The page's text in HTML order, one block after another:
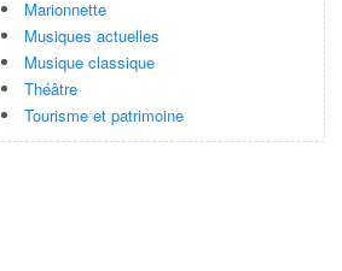
Marionnette
Musiques actuelles
Musique classique
Théâtre
Tourisme et patrimoine